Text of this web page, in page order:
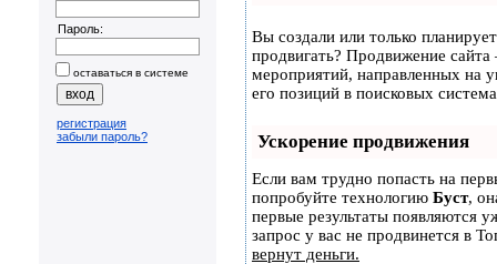
Пароль:
оставаться в системе
регистрация
забыли пароль?
Вы создали или только
продвигать? Продвижение
мероприятий, направленных на
его позиций в поисковых
Ускорение продвижения
Если вам трудно попасть на
попробуйте технологию Буст,
первые результаты появляются
запрос у вас не продвинется в
вернут деньги.